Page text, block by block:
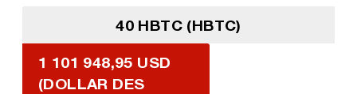
40 HBTC (HBTC)
1 101 948,95 USD
(DOLLAR DES